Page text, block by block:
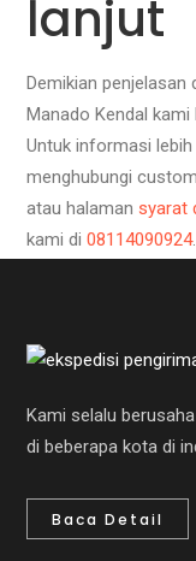
lanjut
Demikian penjelasan
Manado Kendal
Untuk informasi
menghubungi
atau halaman syarat
kami di08114090924.
Kami selalu
di beberapa kota di
Baca Detail